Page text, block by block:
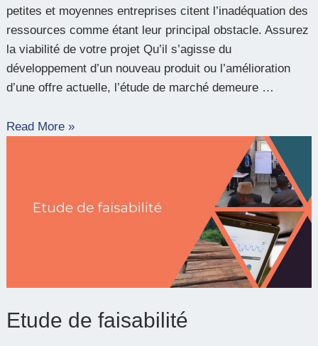
petites et moyennes entreprises citent l’inadéquation des
ressources comme étant leur principal obstacle. Assurez
la viabilité de votre projet Qu’il s’agisse du
développement d’un nouveau produit ou l’amélioration
d’une offre actuelle, l’étude de marché demeure …
Read More »
Etude de faisabilité